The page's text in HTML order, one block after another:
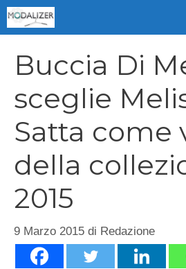
Vai
al
Buccia Di
sceglie
Satta come
della
2015
9 Marzo 2015 di Redazione